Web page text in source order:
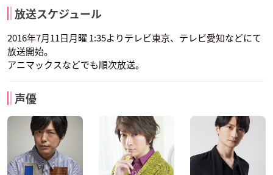
放送スケジュール
2016年7月11日月曜 1:35よりテレビ東京、テレビ愛知などにて
放送開始。
アニマックスなどでも順次放送。
声優